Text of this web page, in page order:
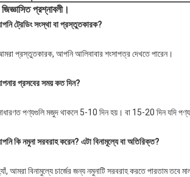
প্রশ্নাবলী।
ট্রেডিং সংস্থা বা প্রস্তুতকারক?
প্রস্তুতকারক, আপনি আলিবাবার শংসাপত্র দেখতে পারেন।
প্রসবের সময় কত দিন?
পণ্যগুলি মজুদ থাকলে 5-10 দিন হয়। বা 15-20 দিন যদি পণ্য
কি নমুনা সরবরাহ করেন? এটা বিনামূল্যে বা অতিরিক্ত?
আমরা বিনামুল্যে চার্জের জন্য নমুনাটি সরবরাহ করতে পারতাম তবে